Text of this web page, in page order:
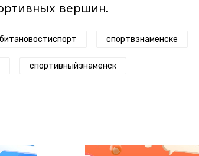
вершин.
спортвзнаменске
спортивныйзнаменск